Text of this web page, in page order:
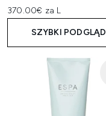
370.00€ za L
SZYBKI PODGLĄD